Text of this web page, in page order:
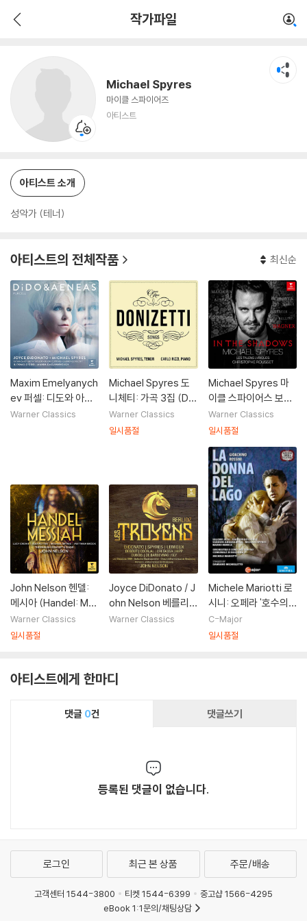
작가파일
Michael Spyres
마이클 스파이어즈
아티스트
아티스트 소개
성악가 (테너)
아티스트의 전체작품 최신순
Maxim Emelyanych
ev 퍼셀: 디도와 아이
네이아스 (Purcell: Di
Warner Classics
Michael Spyres 도
니체티: 가곡 3집 (Do
nizetti: Songs Vol.
3)
Warner Classics
일시품절
Michael Spyres 마
이클 스파이어스 보컬
모음집 (In the Shad
ows)
Warner Classics
일시품절
John Nelson 헨델:
메시아 (Handel: Me
ssiah)
Warner Classics
일시품절
Joyce DiDonato / J
ohn Nelson 베를리
오즈: 오페라 '트로이
Warner Classics
Michele Mariotti 로
시니: 오페라 '호수의
여인' (Rossini: La d
onna del lago)
C-Major
일시품절
아티스트에게 한마디
댓글 0건 댓글쓰기
등록된 댓글이 없습니다.
로그인 최근 본 상품 주문/배송
고객센터 1544-3800 티켓 1544-6399
중고샵 1566-4295
eBook 1:1문의/채팅상담